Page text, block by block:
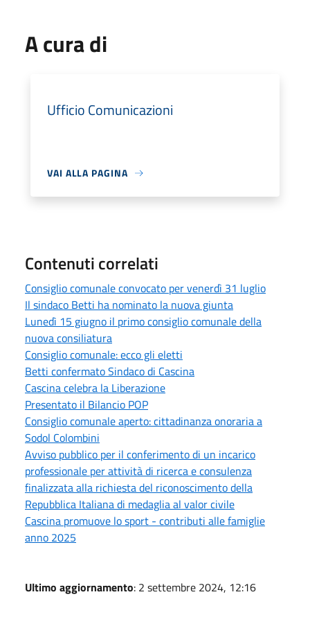
A cura di
Ufficio Comunicazioni
VAI ALLA PAGINA
Contenuti correlati
Consiglio comunale convocato per venerdì 31 luglio
Il sindaco Betti ha nominato la nuova giunta
Lunedì 15 giugno il primo consiglio comunale della
nuova consiliatura
Consiglio comunale: ecco gli eletti
Betti confermato Sindaco di Cascina
Cascina celebra la Liberazione
Presentato il Bilancio POP
Consiglio comunale aperto: cittadinanza onoraria a
Sodol Colombini
Avviso pubblico per il conferimento di un incarico
professionale per attività di ricerca e consulenza
finalizzata alla richiesta del riconoscimento della
Repubblica Italiana di medaglia al valor civile
Cascina promuove lo sport - contributi alle famiglie
anno 2025
Ultimo aggiornamento: 2 settembre 2024, 12:16